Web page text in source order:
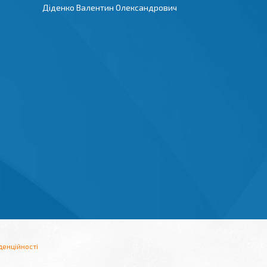
Діденко Валентин Олександрович